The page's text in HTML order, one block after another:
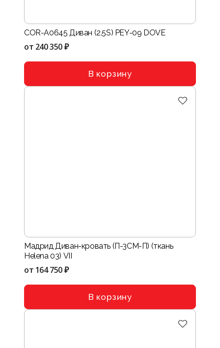
COR-A0645 Диван (2.5S) PEY-09 DOVE
от 240 350 ₽
В корзину
Мадрид Диван-кровать (П-3СМ-П) (ткань
Helena 03) VII
от 164 750 ₽
В корзину